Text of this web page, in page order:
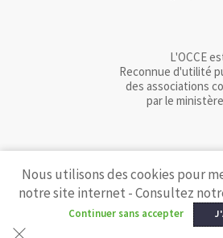
L'OCCE
Reconnue d'utilité
des associations
par le
Nous utilisons des cookies pour
notre site internet - Consultez
Continuer sans accepter